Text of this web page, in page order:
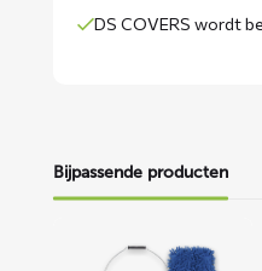
DS COVERS wordt
Bijpassende producten